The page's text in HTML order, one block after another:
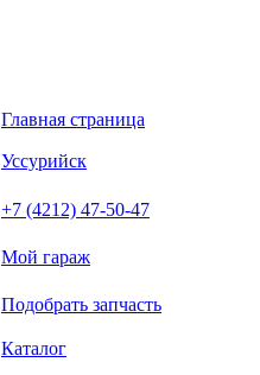
Главная страница
Уссурийск
+7 (4212) 47-50-47
Мой гараж
Подобрать запчасть
Каталог